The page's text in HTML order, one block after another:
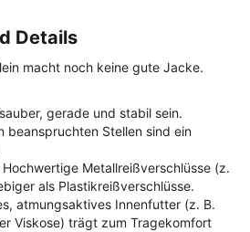
Details
macht noch keine gute Jacke.
gerade und stabil sein.
beanspruchten Stellen sind ein
Hochwertige Metallreißverschlüsse (z.
als Plastikreißverschlüsse.
atmungsaktives Innenfutter (z. B.
Viskose) trägt zum Tragekomfort